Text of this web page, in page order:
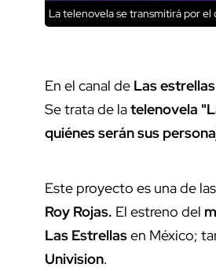
La telenovela se transmitirá por el
En el canal de Las estrellas
Se trata de latelenovela
quiénes serán sus
Este proyecto es una de
Roy Rojas. El estreno del
Las Estrellasen México;
Univision.